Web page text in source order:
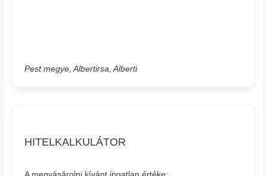
Pest megye, Albertirsa, Alberti
HITELKALKULÁTOR